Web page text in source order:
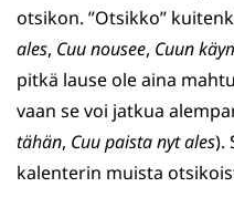
otsikon. ”Otsikko”
ales, Cuu nousee, Cuun
pitkä lause ole aina
vaan se voi jatkua
tähän, Cuu paista nyt ales).
kalenterin muista